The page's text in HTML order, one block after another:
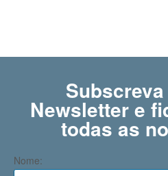
Newsletter e
todas as
Nome: